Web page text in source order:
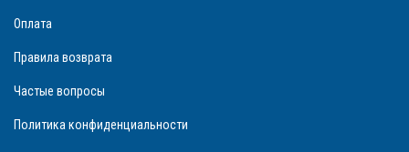
Оплата
Правила возврата
Частые вопросы
Политика конфиденциальности